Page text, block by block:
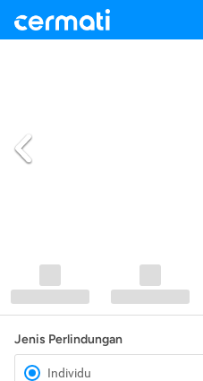
Jenis Perlindungan
Individu